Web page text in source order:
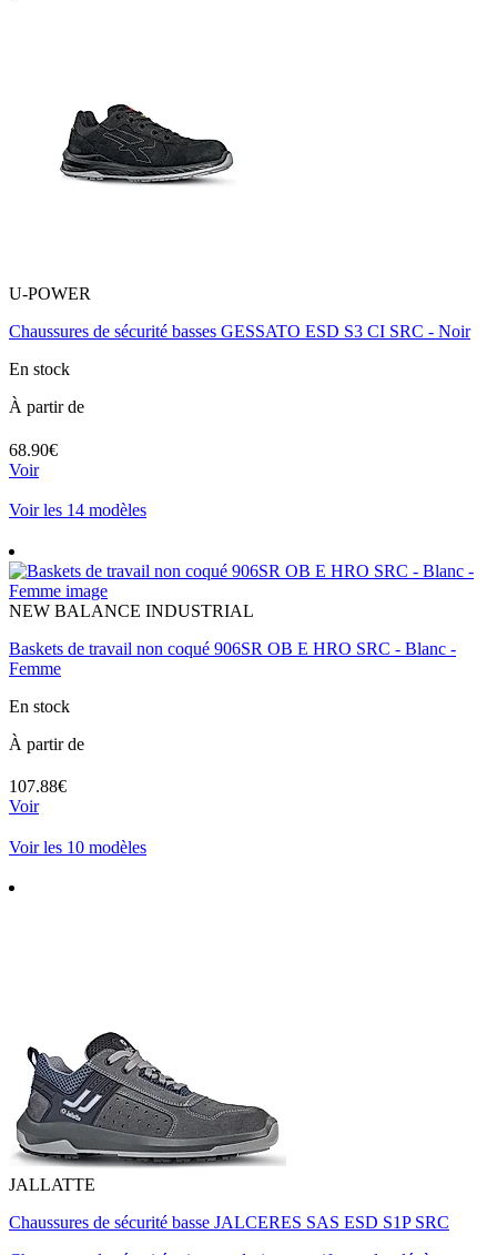
U-POWER
Chaussures de sécurité basses GESSATO ESD S3 CI SRC - Noir
En stock
À partir de
68.90€
Voir
Voir les 14 modèles
NEW BALANCE INDUSTRIAL
Baskets de travail non coqué 906SR OB E HRO SRC - Blanc -
Femme
En stock
À partir de
107.88€
Voir
Voir les 10 modèles
JALLATTE
Chaussures de sécurité basse JALCERES SAS ESD S1P SRC